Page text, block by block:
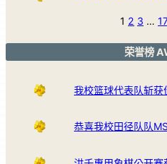
1 2 3 …
荣誉榜
我校篮球代表队斩获
恭喜我校田径队队